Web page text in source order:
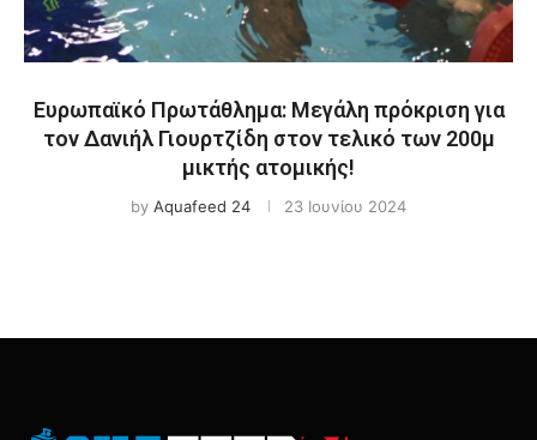
Ευρωπαϊκό Πρωτάθλημα: Μεγάλη πρόκριση για
τον Δανιήλ Γιουρτζίδη στον τελικό των 200μ
μικτής ατομικής!
by Aquafeed 24 23 Ιουνίου 2024